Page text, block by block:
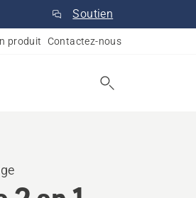
Soutien
produit Contactez-nous